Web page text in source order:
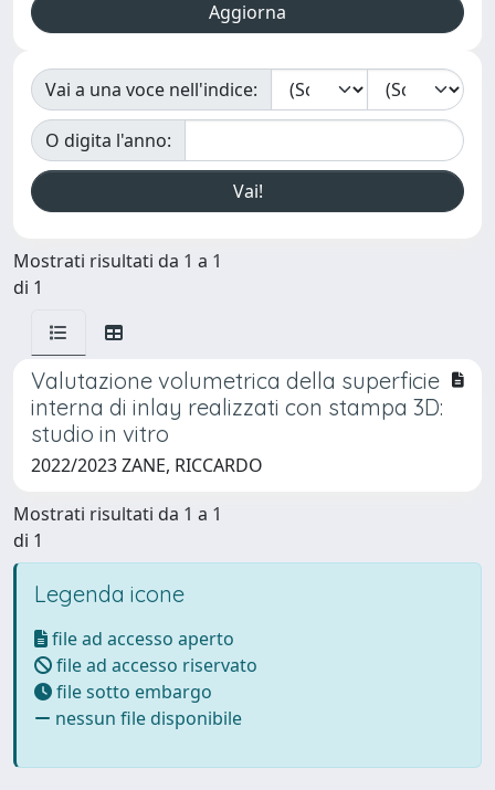
Vai a una voce nell'indice:
O digita l'anno:
Mostrati risultati da 1 a 1
di 1
Valutazione volumetrica della superficie
interna di inlay realizzati con stampa 3D:
studio in vitro
2022/2023 ZANE, RICCARDO
Mostrati risultati da 1 a 1
di 1
Legenda icone
file ad accesso aperto
file ad accesso riservato
file sotto embargo
nessun file disponibile